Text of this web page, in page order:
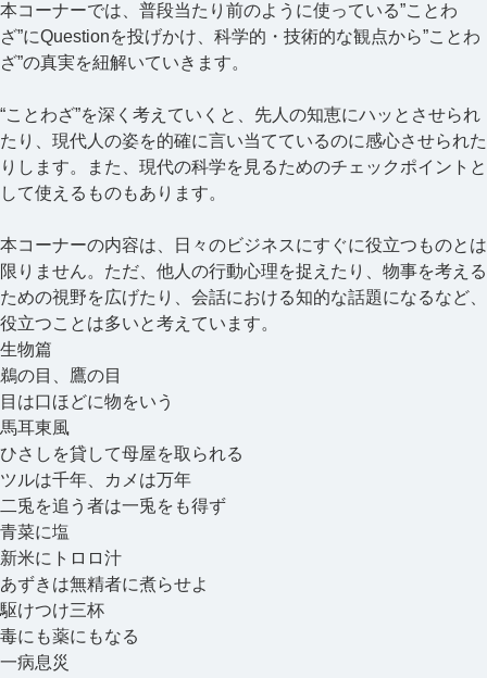
本コーナーでは、普段当たり前のように使っている”ことわ
ざ”にQuestionを投げかけ、科学的・技術的な観点から”ことわ
ざ”の真実を紐解いていきます。
“ことわざ”を深く考えていくと、先人の知恵にハッとさせられ
たり、現代人の姿を的確に言い当てているのに感心させられた
りします。また、現代の科学を見るためのチェックポイントと
して使えるものもあります。
本コーナーの内容は、日々のビジネスにすぐに役立つものとは
限りません。ただ、他人の行動心理を捉えたり、物事を考える
ための視野を広げたり、会話における知的な話題になるなど、
役立つことは多いと考えています。
生物篇
鵜の目、鷹の目
目は口ほどに物をいう
馬耳東風
ひさしを貸して母屋を取られる
ツルは千年、カメは万年
二兎を追う者は一兎をも得ず
青菜に塩
新米にトロロ汁
あずきは無精者に煮らせよ
駆けつけ三杯
毒にも薬にもなる
一病息災